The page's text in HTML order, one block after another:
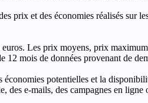
et des économies réalisés sur
Les prix moyens, prix
mois de données provenant de
potentielles et la
e-mails, des campagnes en